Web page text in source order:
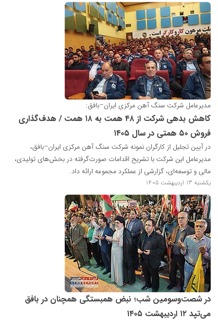
مدیرعامل شرکت سنگ آهن مرکزی ایران–بافق:
کاهش بدهی شرکت از ۴۸ همت به ۱۸ همت / هدف‌گذاری
فروش ۵۰ همتی در سال ۱۴۰۵
در آیین تجلیل از کارگران نمونه شرکت سنگ آهن مرکزی ایران–بافق،
مدیرعامل این شرکت با تشریح اقدامات صورت‌گرفته در بخش‌های تولیدی،
مالی و توسعه‌ای، گزارشی از عملکرد مجموعه ارائه داد.
یکشنبه 13 اردیبهشت 1405
در شصت‌وسومین شب؛ نبض همبستگی همچنان در بافق
می‌تپد ‌۱۲ اردیبهشت ۱۴۰۵